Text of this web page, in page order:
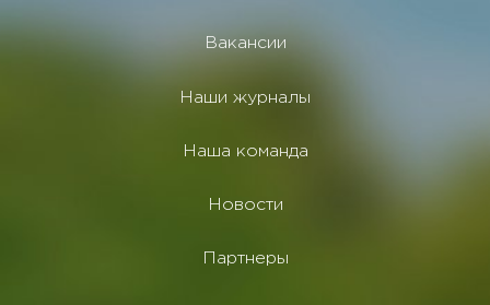
Вакансии
Наши журналы
Наша команда
Новости
Партнеры